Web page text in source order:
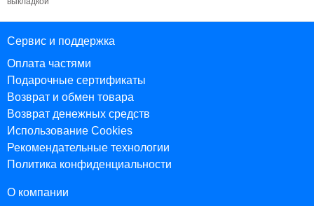
Сервис и поддержка
Оплата частями
Подарочные сертификаты
Возврат и обмен товара
Возврат денежных средств
Использование Cookies
Рекомендательные технологии
Политика конфиденциальности
О компании